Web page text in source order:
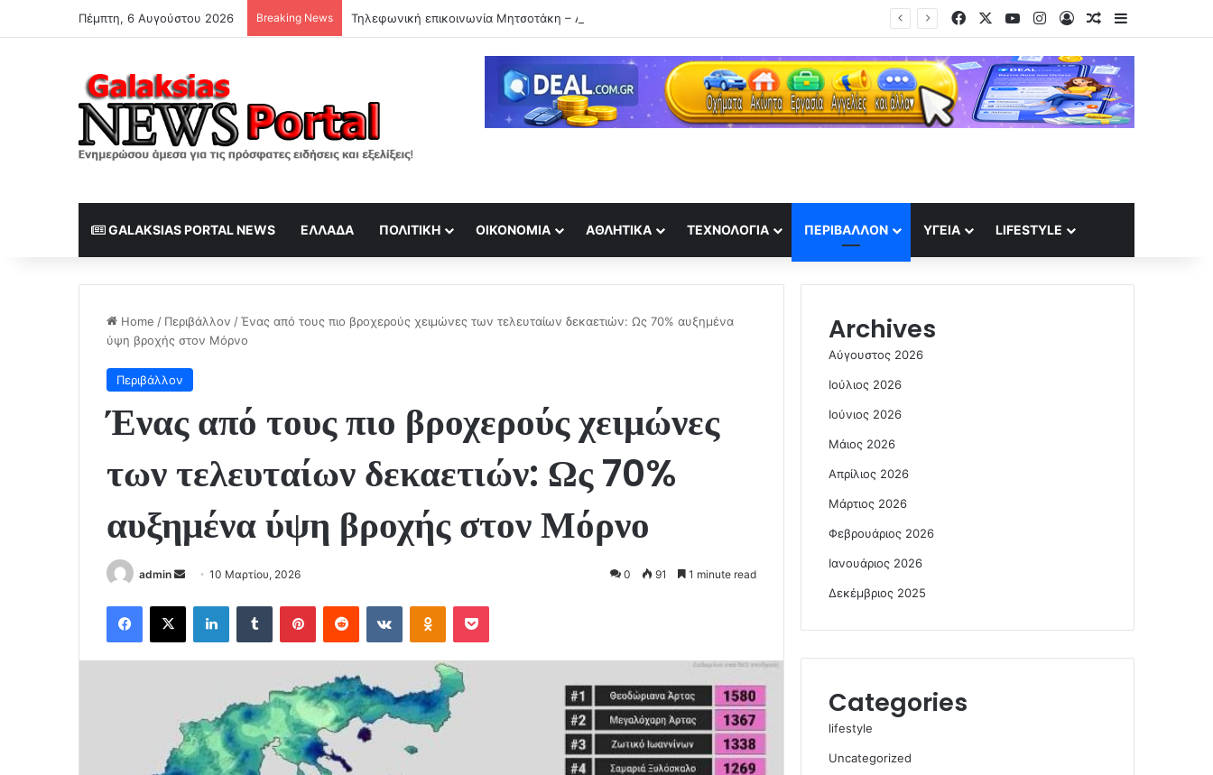
Πέμπτη, 6 Αυγούστου 2026 Breaking News FacebookYouTubeInstagram
Log InRandom Article
Sidebar
GALAKSIAS PORTAL NEWS ΕΛΛΆΔΑ ΠΟΛΙΤΙΚΉ ΟΙΚΟΝΟΜΊΑ ΑΘΛΗΤΙΚΆ ΤΕΧΝΟΛΟΓΊΑ ΠΕΡΙΒΆΛΛΟΝ ΥΓΕΊΑ LIFESTYLE
Home / Περιβάλλον /Ένας από τους πιο βροχερούς χειμώνες των τελευταίων δεκαετιών: Ως 70% αυξημένα
ύψη βροχής στον Μόρνο
Περιβάλλον
Ένας από τους πιο βροχερούς χειμώνες
των τελευταίων δεκαετιών: Ως 70%
αυξημένα ύψη βροχής στον Μόρνο
admin
Send
email
10 Μαρτίου, 2026 0 91 1 minute read
Facebook
X LinkedInTumblr PinterestReddit VKontakteOdnoklassniki
Pocket
Archives
Αύγουστος 2026
Ιούλιος 2026
Ιούνιος 2026
Μάιος 2026
Απρίλιος 2026
Μάρτιος 2026
Φεβρουάριος 2026
Ιανουάριος 2026
Δεκέμβριος 2025
Categories
lifestyle
Uncategorized